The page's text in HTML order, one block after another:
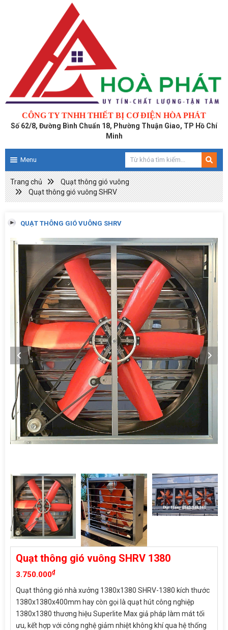
CÔNG TY TNHH THIẾT BỊ CƠ ĐIỆN HÒA PHÁT
Số 62/8, Đường Bình Chuẩn 18, Phường Thuận Giao, TP Hồ Chí
Minh
Menu
Trang chủ
Quạt thông gió vuông
Quạt thông gió vuông SHRV
QUẠT THÔNG GIÓ VUÔNG SHRV
Quạt thông gió vuông SHRV 1380
3.750.000₫
Quạt thông gió nhà xưởng 1380x1380 SHRV-1380 kích thước
1380x1380x400mm hay còn gọi là quạt hút công nghiệp
1380x1380 thương hiệu Superlite Max giả pháp làm mát tối
ưu, kết hợp với công nghệ giảm nhiệt không khí qua hệ thống